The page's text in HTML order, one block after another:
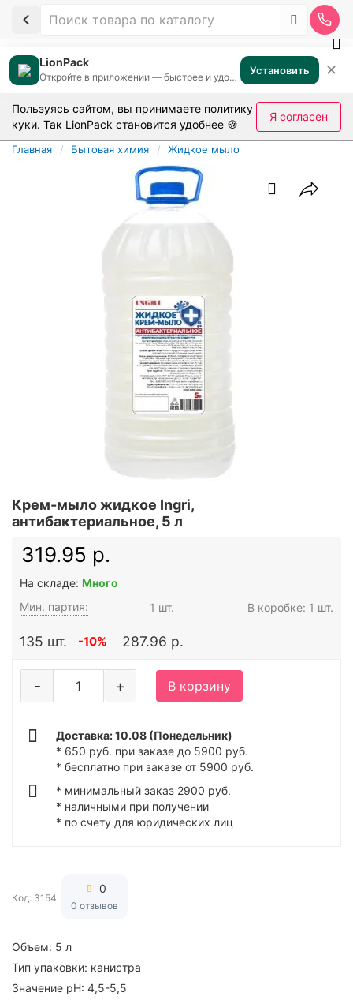
LionPack
Откройте в приложении — быстрее и удобнее Установить ✕
Пользуясь сайтом, вы принимаете политику
куки. Так LionPack становится удобнее 🍪
Я согласен
Главная Бытовая химия Жидкое мыло
Крем-мыло жидкое Ingri,
антибактериальное, 5 л
Объем: 5 л
Тип упаковки: канистра
Значение pH: 4,5-5,5
319.95 р.
На складе: Много
Мин. партия:
1 шт. В коробке: 1 шт.
135 шт. -10% 287.96 р.
+
- В корзину
Доставка: 10.08 (Понедельник)
* 650 руб. при заказе до 5900 руб.
* бесплатно при заказе от 5900 руб.
* минимальный заказ 2900 руб.
* наличными при получении
* по счету для юридических лиц
Код: 3154
0
0 отзывов